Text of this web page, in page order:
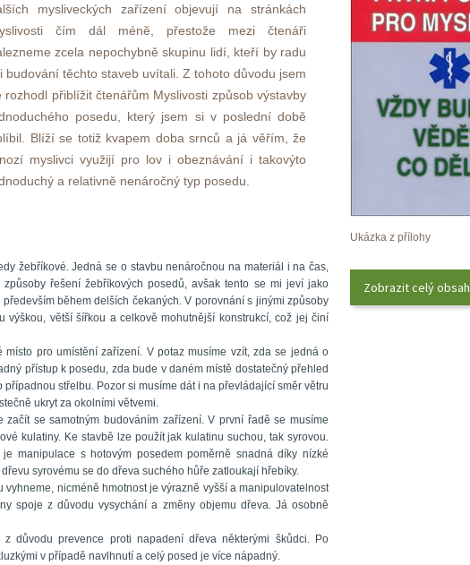
mysliveckých zařízení objevují na stránkách
čím dál méně, přestože mezi čtenáři
zcela nepochybně skupinu lidí, kteří by radu
budování těchto staveb uvítali. Z tohoto důvodu jsem
přiblížit čtenářům Myslivosti způsob výstavby
posedu, který jsem si v poslední době
Blíží se totiž kvapem doba srnců a já věřím, že
myslivci využijí pro lov i obeznávání i takovýto
a relativně nenáročný typ posedu.
žebříkové. Jedná se o stavbu nenáročnou na materiál i na čas,
řešení žebříkových posedů, avšak tento se mi jeví jako
během delších čekaných. V porovnání s jinými způsoby
větší šířkou a celkově mohutnější konstrukcí, což jej činí
pro umístění zařízení. V potaz musíme vzít, zda se jedná o
přístup k posedu, zda bude v daném místě dostatečný přehled
střelbu. Pozor si musíme dát i na převládající směr větru
ukryt za okolními větvemi.
se samotným budováním zařízení. V první řadě se musíme
kulatiny. Ke stavbě lze použít jak kulatinu suchou, tak syrovou.
manipulace s hotovým posedem poměrně snadná díky nízké
syrovému se do dřeva suchého hůře zatloukají hřebíky.
nicméně hmotnost je výrazně vyšší a manipulovatelnost
spoje z důvodu vysychání a změny objemu dřeva. Já osobně
důvodu prevence proti napadení dřeva některými škůdci. Po
v případě navlhnutí a celý posed je více nápadný.
Ukázka z přílohy
Zobrazit celý obsah